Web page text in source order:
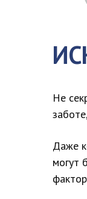
Не
Даже
могут